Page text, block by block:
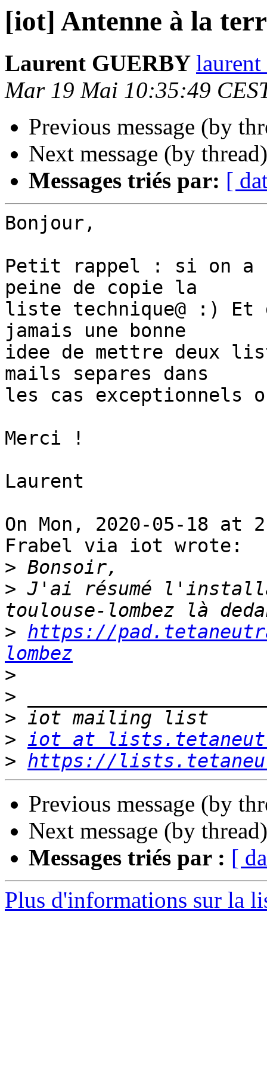
[iot] Antenne à la
Laurent GUERBY laurent
Mar 19 Mai 10:35:49
Previous message (by
Next message (by
Messages triés par: [
Bonjour,
Petit rappel : si on a
peine de copie la
liste technique@ :) Et
jamais une bonne
idee de mettre deux
mails separes dans
les cas exceptionnels
Merci !
Laurent
On Mon, 2020-05-18 at
Frabel via iot wrote:
>
> J'ai résumé
> https://
lombez
>
>
>
> iot at
> https://
Previous message (by
Next message (by
Messages triés par : [
Plus d'informations sur la